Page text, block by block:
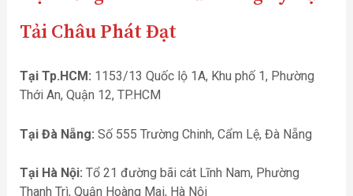
Tải Châu Phát Đạt
Tại Tp.HCM: 1153/13 Quốc lộ 1A, Khu phố 1, Phường
Thới An, Quận 12, TP.HCM
Tại Đà Nẵng: Số 555 Trường Chinh, Cẩm Lệ, Đà Nẵng
Tại Hà Nội: Tổ 21 đường bãi cát Lĩnh Nam, Phường
Thanh Trì, Quận Hoàng Mai, Hà Nội